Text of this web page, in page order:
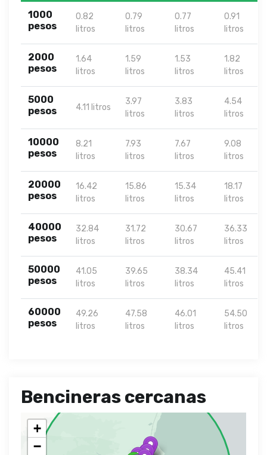
1000
pesos
0.82
litros
0.79
litros
0.77
litros
0.91
litros
2000
pesos
1.64
litros
1.59
litros
1.53
litros
1.82
litros
5000
pesos
4.11 litros
3.97
litros
3.83
litros
4.54
litros
10000
pesos
8.21
litros
7.93
litros
7.67
litros
9.08
litros
20000
pesos
16.42
litros
15.86
litros
15.34
litros
18.17
litros
40000
pesos
32.84
litros
31.72
litros
30.67
litros
36.33
litros
50000
pesos
41.05
litros
39.65
litros
38.34
litros
45.41
litros
60000
pesos
49.26
litros
47.58
litros
46.01
litros
54.50
litros
Bencineras cercanas
+
−